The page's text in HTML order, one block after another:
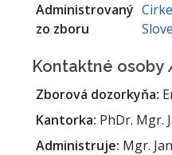
Administrovaný
zo zboru
Kontaktné
Zborová dozorkyňa:
Kantorka: PhDr. Mgr.
Administruje: Mgr.